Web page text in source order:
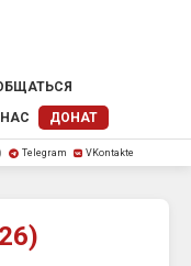
ДОНАТ
Telegram VKontakte